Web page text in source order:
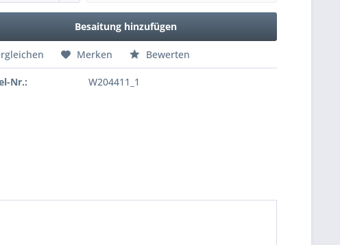
Besaitung hinzufügen
Merken Bewerten
Nr.: W204411_1